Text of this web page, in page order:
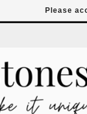
Please